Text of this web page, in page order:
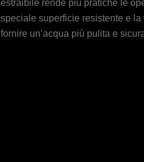
estraibile rende più pratiche le
speciale superficie resistente e
fornire un’acqua più pulita e